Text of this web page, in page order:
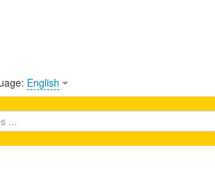
English